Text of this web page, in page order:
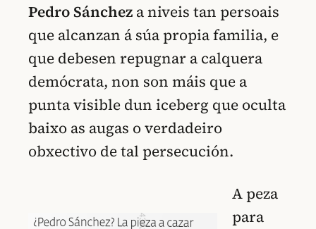
Pedro Sánchez a niveis tan persoais
que alcanzan á súa propia familia, e
que debesen repugnar a calquera
demócrata, non son máis que a
punta visible dun iceberg que oculta
baixo as augas o verdadeiro
obxectivo de tal persecución.
A peza
para